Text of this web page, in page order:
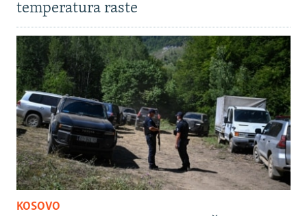
temperatura raste
KOSOVO